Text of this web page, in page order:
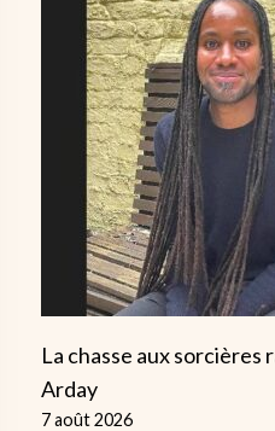
La chasse aux sorcières
Arday
7 août 2026